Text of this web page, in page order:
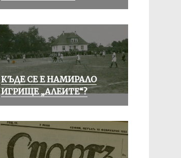
КЪДЕ СЕ Е НАМИРАЛО
ИГРИЩЕ „АЛЕИТЕ“?